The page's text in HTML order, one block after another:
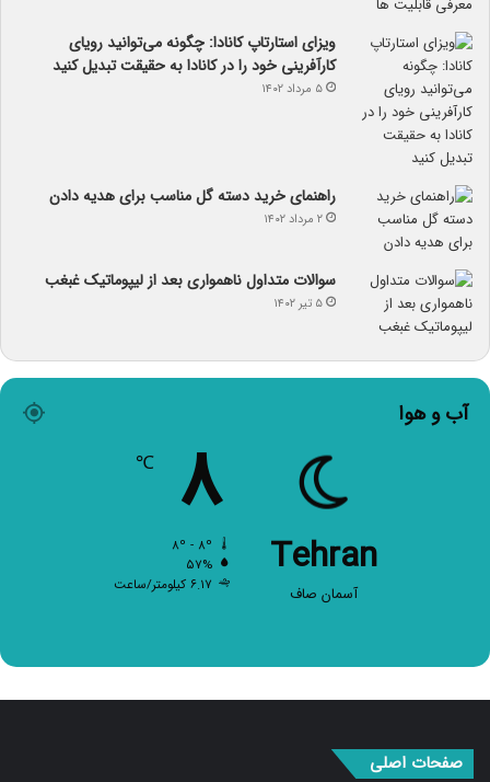
ویزای استارتاپ کانادا: چگونه می‌توانید رویای
کارآفرینی خود را در کانادا به حقیقت تبدیل کنید
۵ مرداد ۱۴۰۲
راهنمای خرید دسته گل مناسب برای هدیه دادن
۲ مرداد ۱۴۰۲
سوالات متداول ناهمواری بعد از لیپوماتیک غبغب
۵ تیر ۱۴۰۲
آب و هوا
Tehran
آسمان صاف
۸ ℃
۵۷%
۶.۱۷ کیلومتر/ساعت
صفحات اصلی